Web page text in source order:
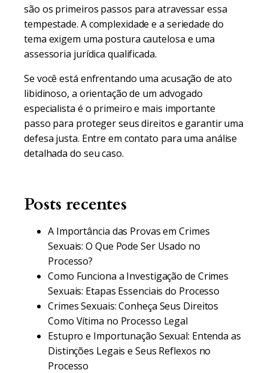
são os primeiros passos para atravessar essa
tempestade. A complexidade e a seriedade do
tema exigem uma postura cautelosa e uma
assessoria jurídica qualificada.
Se você está enfrentando uma acusação de ato
libidinoso, a orientação de um advogado
especialista é o primeiro e mais importante
passo para proteger seus direitos e garantir uma
defesa justa. Entre em contato para uma análise
detalhada do seu caso.
Posts recentes
A Importância das Provas em Crimes
Sexuais: O Que Pode Ser Usado no
Processo?
Como Funciona a Investigação de Crimes
Sexuais: Etapas Essenciais do Processo
Crimes Sexuais: Conheça Seus Direitos
Como Vítima no Processo Legal
Estupro e Importunação Sexual: Entenda as
Distinções Legais e Seus Reflexos no
Processo